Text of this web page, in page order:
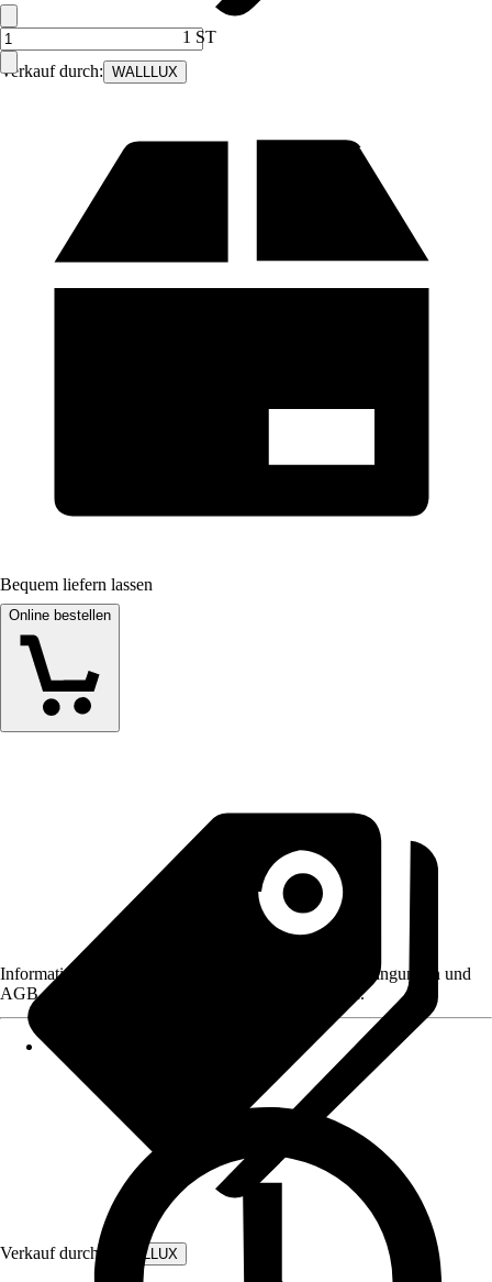
Verkauf durch: WALLLUX
1 ST
Bequem liefern lassen
Online bestellen
Verkauf durch: WALLLUX
Informationen des Verkäufers, wie z. B. Rückgabebedingungen und
AGB, finden Sie bei Klick auf den Verkäufernamen.